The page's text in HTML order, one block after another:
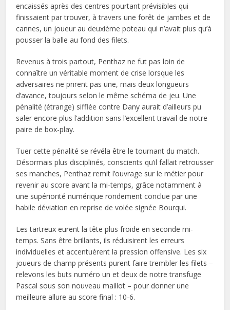
encaissés après des centres pourtant prévisibles qui
finissaient par trouver, à travers une forêt de jambes et de
cannes, un joueur au deuxième poteau qui n’avait plus qu’à
pousser la balle au fond des filets.
Revenus à trois partout, Penthaz ne fut pas loin de
connaître un véritable moment de crise lorsque les
adversaires ne prirent pas une, mais deux longueurs
d’avance, toujours selon le même schéma de jeu. Une
pénalité (étrange) sifflée contre Dany aurait d’ailleurs pu
saler encore plus l’addition sans l’excellent travail de notre
paire de box-play.
Tuer cette pénalité se révéla être le tournant du match.
Désormais plus disciplinés, conscients qu’il fallait retrousser
ses manches, Penthaz remit l’ouvrage sur le métier pour
revenir au score avant la mi-temps, grâce notamment à
une supériorité numérique rondement conclue par une
habile déviation en reprise de volée signée Bourqui.
Les tartreux eurent la tête plus froide en seconde mi-
temps. Sans être brillants, ils réduisirent les erreurs
individuelles et accentuèrent la pression offensive. Les six
joueurs de champ présents purent faire trembler les filets –
relevons les buts numéro un et deux de notre transfuge
Pascal sous son nouveau maillot – pour donner une
meilleure allure au score final : 10-6.